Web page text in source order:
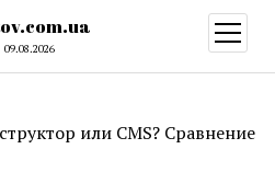
09.08.2026
меню
или CMS? Сравнение